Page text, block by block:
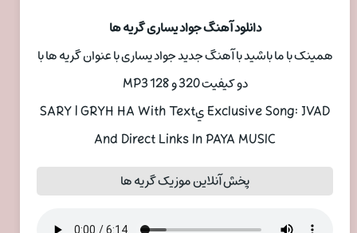
دانلود آهنگ جواد يساری گریه ها
همینک با ما باشید با آهنگ جدید جواد يساری با عنوان گریه ها با
دو کیفیت 320 و 128 MP3
Exclusive Song: JVAD يSARY | GRYH HA With Text
And Direct Links In PAYA MUSIC
پخش آنلاین موزیک گریه ها